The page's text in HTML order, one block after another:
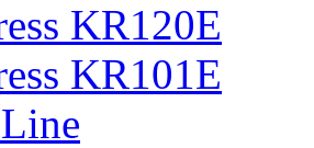
KR120E
KR101E